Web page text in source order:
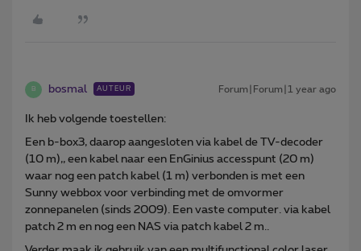
B bosmal AUTEUR Forum|Forum|1 year ago
Ik heb volgende toestellen:
Een b-box3, daarop aangesloten via kabel de TV-decoder
(10 m),, een kabel naar een EnGinius accesspunt (20 m)
waar nog een patch kabel (1 m) verbonden is met een
Sunny webbox voor verbinding met de omvormer
zonnepanelen (sinds 2009). Een vaste computer. via kabel
patch 2 m en nog een NAS via patch kabel 2 m..